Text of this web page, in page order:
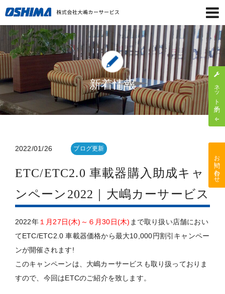
新着情報
2022/01/26 ブログ更新
ETC/ETC2.0 車載器購入助成キャ
ンペーン2022｜大嶋カーサービス
2022年１月27日(木)～６月30日(木) まで取り扱い店舗におい
てETC/ETC2.0 車載器価格から最大10,000円割引キャンペー
ンが開催されます!
このキャンペーンは、大嶋カーサービスも取り扱っておりま
すので、今回はETCのご紹介を致します。
ネット予約
お問い合わせ